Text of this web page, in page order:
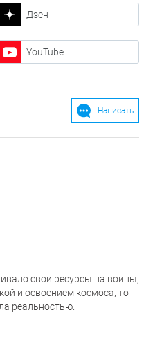
Дзен
YouTube
Написать
свои ресурсы на воины,
и освоением космоса, то
реальностью.